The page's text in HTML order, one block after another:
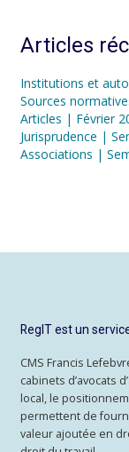
Articles
Institutions et
Sources
Articles | Février
Jurisprudence |
Associations |
RegIT est un
CMS Francis
cabinets d’avocats
local, le
permettent de
valeur ajoutée en